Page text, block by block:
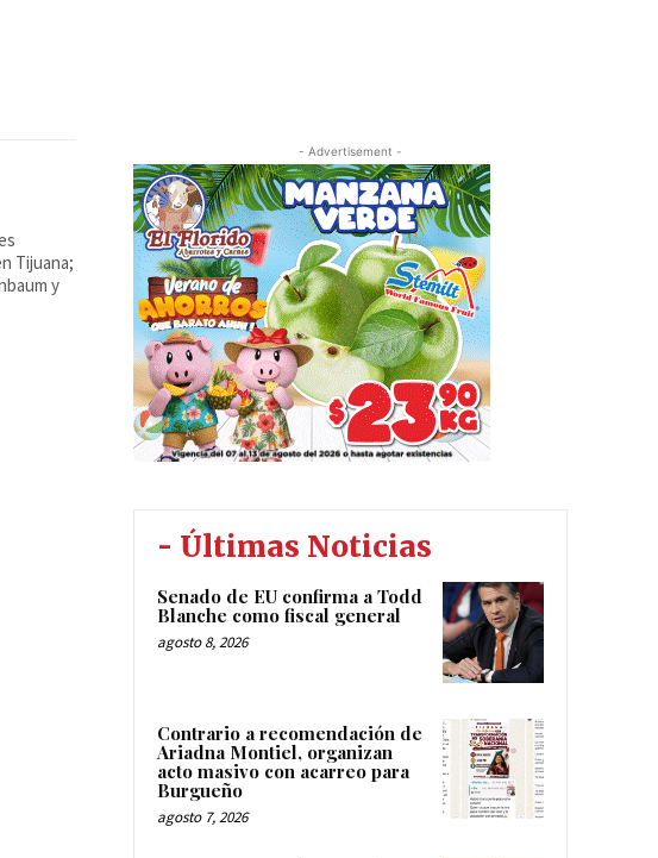
Tijuana;
y
- Advertisement -
- Últimas Noticias
Senado de EU confirma a Todd
Blanche como fiscal general
agosto 8, 2026
Contrario a recomendación de
Ariadna Montiel, organizan
acto masivo con acarreo para
Burgueño
agosto 7, 2026